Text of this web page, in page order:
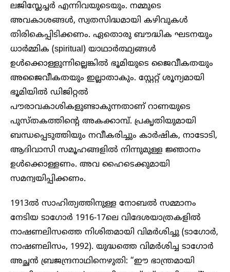
ലജിസ്ലേച്ചർ എന്നിവയുടെയും. നമ്മുടെ
അവകാശങ്ങൾ, സ്വതസിദ്ധമായി കഴിവുകൾ
തിരികെപ്പിടിക്കണം. ഏതൊരു ബൗദ്ധിക ഘടനയും
ധാർമ്മിക (spiritual) യാഥാർത്ഥ്യങ്ങൾ
ഉൾക്കൊള്ളുന്നില്ലെങ്കിൽ ഭൂമിയുടെ ജൈവീകതയും
അജൈവീകതയും ഇല്ലാതാകും. സ്റ്റേറ്റ് ശൂന്യമായി
ഭൂമിയിൽ ഡിജിറ്റൽ
പൗരാവകാശികളുണ്ടാകുന്നതാണ് റാണയുടെ
പുസ്തകത്തിന്റെ അകക്കാമ്പ്. പ്രകൃതിയുമായി
ബന്ധപ്പെടുത്തിയും നവീകരിച്ചും കാർഷിക, നാടോടി,
ആദിവാസി സമൂഹങ്ങളിൽ നിന്നുമുള്ള ജ്ഞാനം
ഉൾക്കൊള്ളണം. അവ ഹൈടെക്കുമായി
സമന്വയിപ്പിക്കണം.
1913ൽ സാഹിത്യത്തിനുള്ള നോബൽ സമ്മാനം
നേടിയ ടാ​ഗോർ 1916-17ലെ വിദേശയാത്രകളിൽ
നാഷണലിസത്തെ നിശിതമായി വിമർശിച്ചു (ടാ​ഗോർ,
നാഷണലിസം, 1992). യുദ്ധത്തെ വിമർശിച്ച ടാ​ഗോർ
അച്ഛൻ ബ്രജന്ദ്രനാഥിനെഴുതി: “ഈ ഭാന്ത്രമായി